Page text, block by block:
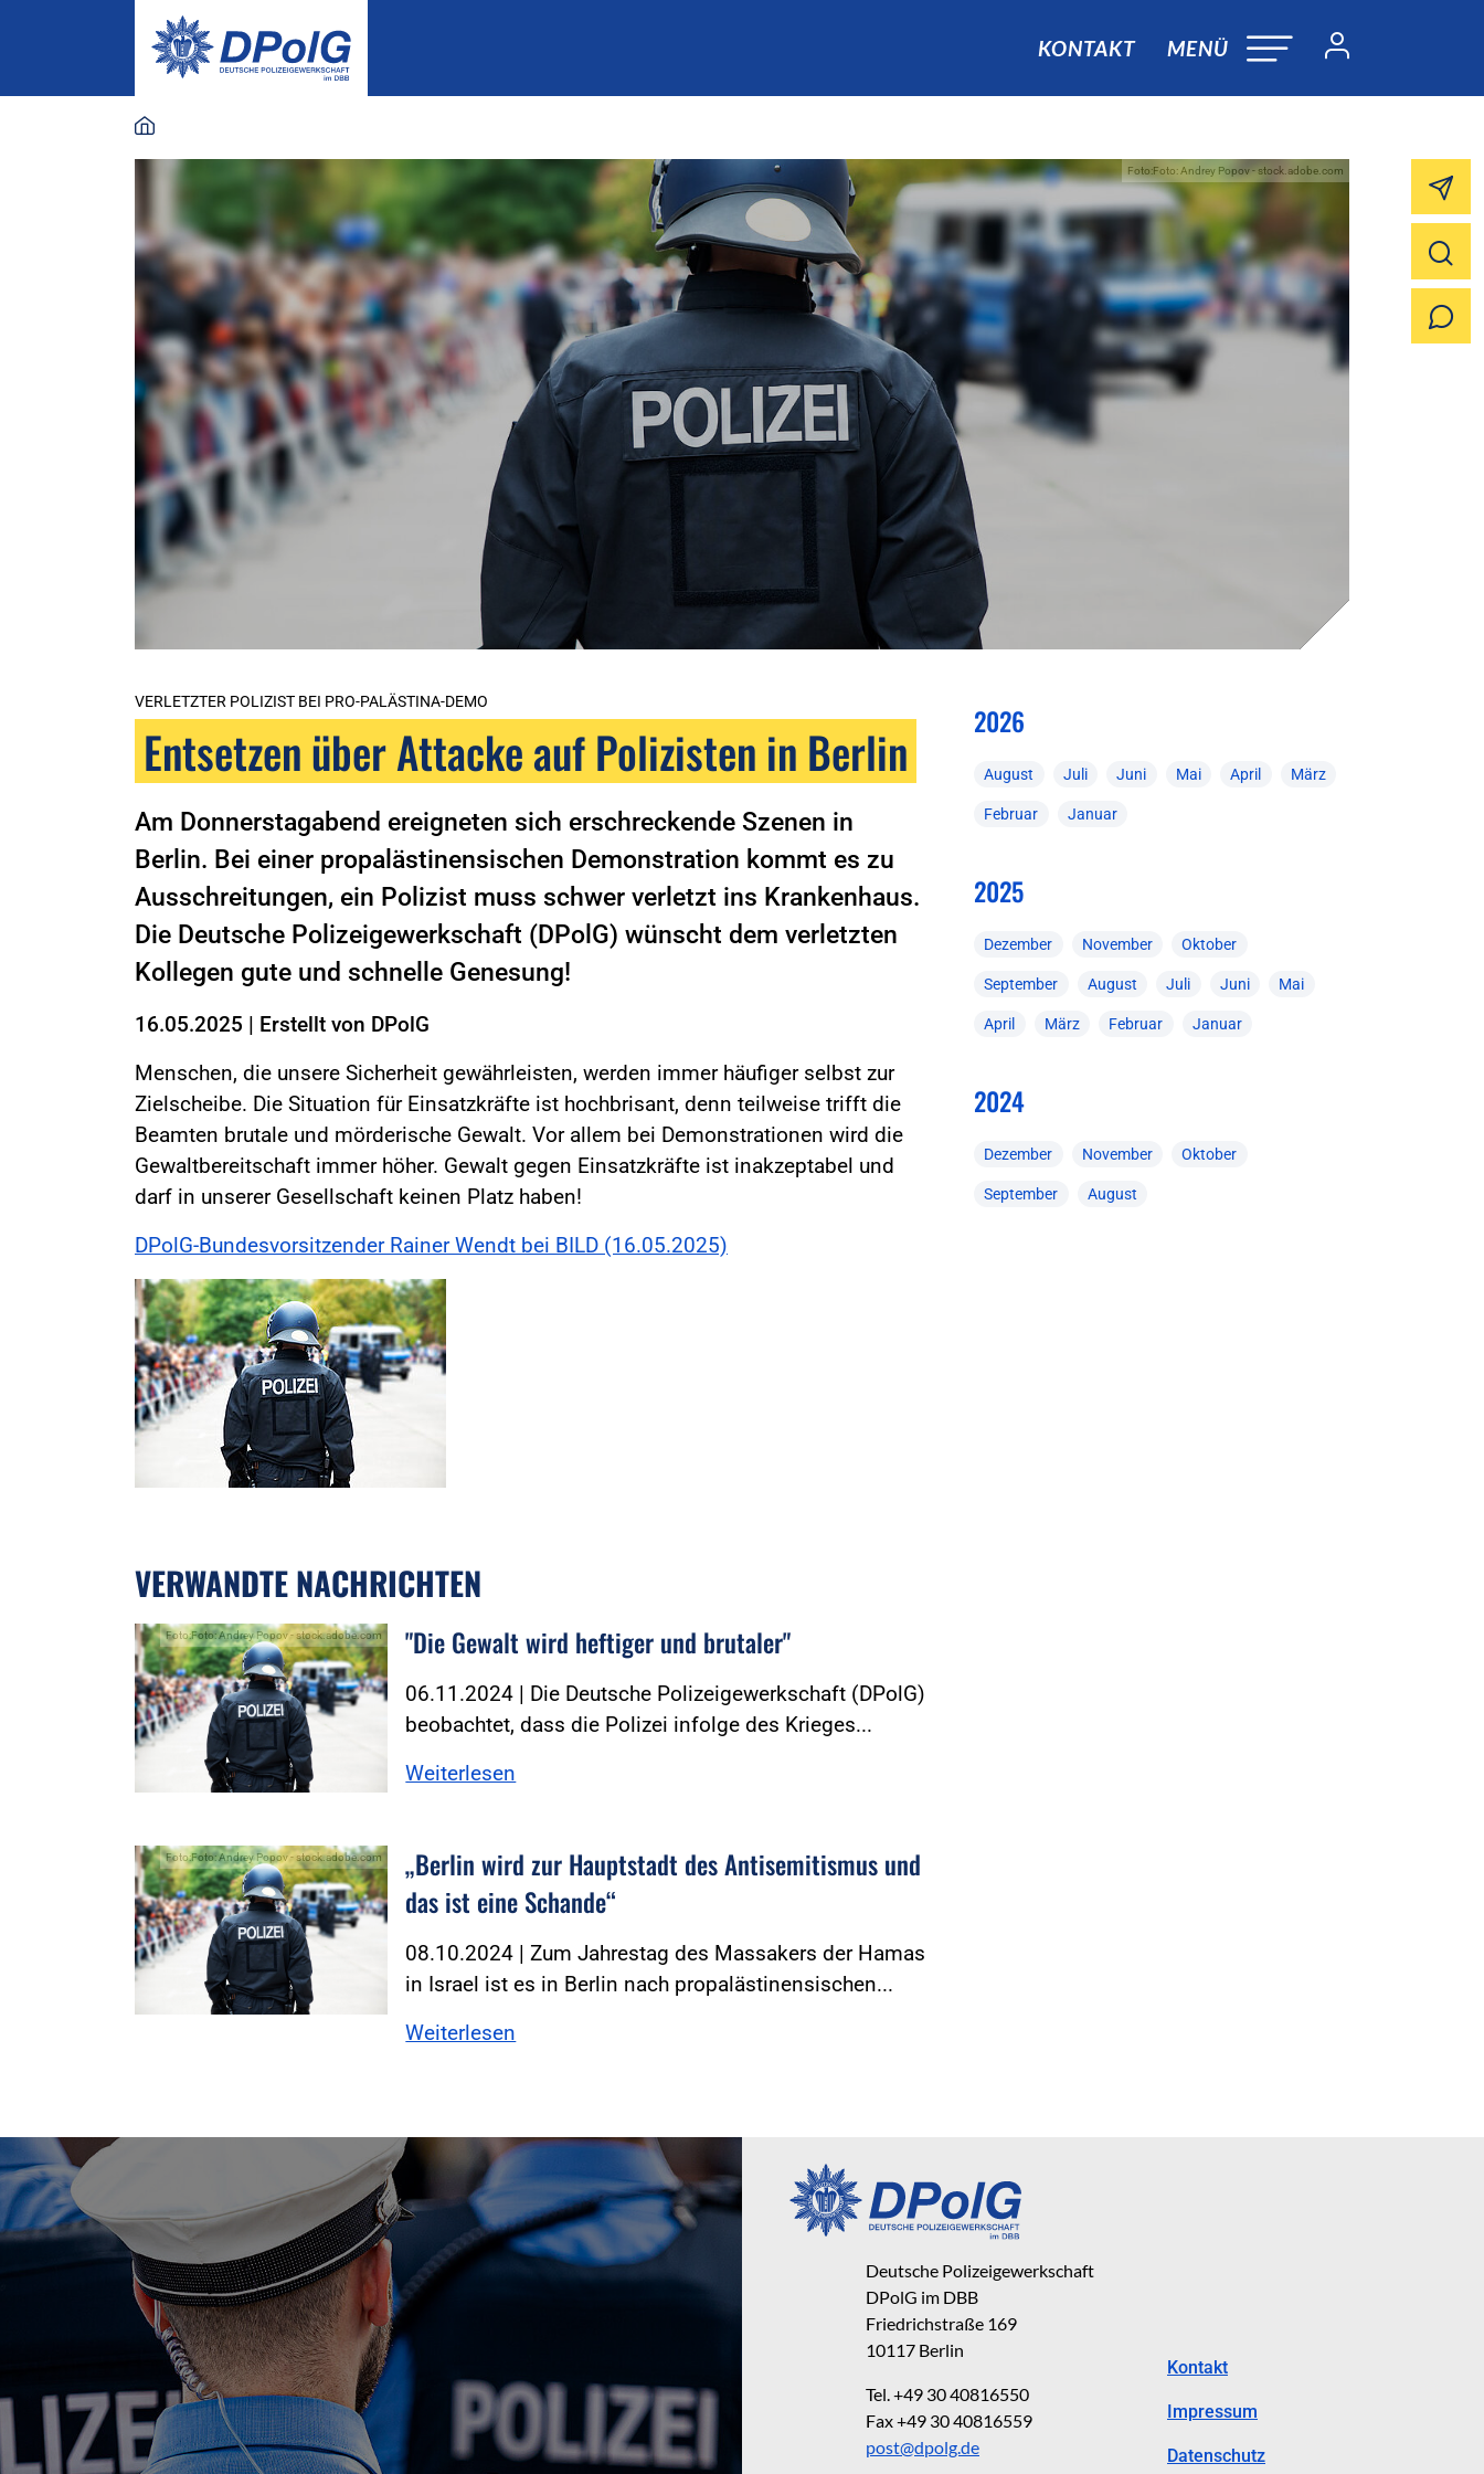
KONTAKT MENÜ
Foto:Foto: Andrey Popov - stock.adobe.com
VERLETZTER POLIZIST BEI PRO-PALÄSTINA-DEMO
Entsetzen über Attacke auf Polizisten in Berlin
Am Donnerstagabend ereigneten sich erschreckende Szenen in
Berlin. Bei einer propalästinensischen Demonstration kommt es zu
Ausschreitungen, ein Polizist muss schwer verletzt ins Krankenhaus.
Die Deutsche Polizeigewerkschaft (DPolG) wünscht dem verletzten
Kollegen gute und schnelle Genesung!
16.05.2025 | Erstellt von DPolG
Menschen, die unsere Sicherheit gewährleisten, werden immer häufiger selbst zur
Zielscheibe. Die Situation für Einsatzkräfte ist hochbrisant, denn teilweise trifft die
Beamten brutale und mörderische Gewalt. Vor allem bei Demonstrationen wird die
Gewaltbereitschaft immer höher. Gewalt gegen Einsatzkräfte ist inakzeptabel und
darf in unserer Gesellschaft keinen Platz haben!
DPolG-Bundesvorsitzender Rainer Wendt bei BILD (16.05.2025)
VERWANDTE NACHRICHTEN
Foto:Foto: Andrey Popov - stock.adobe.com "Die Gewalt wird heftiger und brutaler"
06.11.2024 | Die Deutsche Polizeigewerkschaft (DPolG)
beobachtet, dass die Polizei infolge des Krieges...
Weiterlesen
Foto:Foto: Andrey Popov - stock.adobe.com
„Berlin wird zur Hauptstadt des Antisemitismus und
das ist eine Schande“
08.10.2024 | Zum Jahrestag des Massakers der Hamas
in Israel ist es in Berlin nach propalästinensischen...
Weiterlesen
2026
August Juli Juni Mai April März
Februar Januar
2025
Dezember November Oktober
September August Juli Juni Mai
April März Februar Januar
2024
Dezember November Oktober
September August
Deutsche Polizeigewerkschaft
DPolG im DBB
Friedrichstraße 169
10117 Berlin
Tel. +49 30 40816550
Fax +49 30 40816559
post@dpolg.de
Kontakt
Impressum
Datenschutz